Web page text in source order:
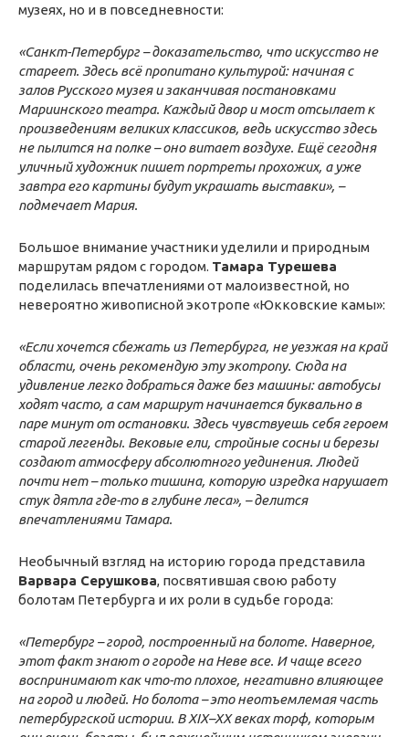
музеях, но и в повседневности:
«Санкт-Петербург – доказательство, что искусство не
стареет. Здесь всё пропитано культурой: начиная с
залов Русского музея и заканчивая постановками
Мариинского театра. Каждый двор и мост отсылает к
произведениям великих классиков, ведь искусство здесь
не пылится на полке – оно витает воздухе. Ещё сегодня
уличный художник пишет портреты прохожих, а уже
завтра его картины будут украшать выставки», –
подмечает Мария.
Большое внимание участники уделили и природным
маршрутам рядом с городом. Тамара Турешева
поделилась впечатлениями от малоизвестной, но
невероятно живописной экотропе «Юкковские камы»:
«Если хочется сбежать из Петербурга, не уезжая на край
области, очень рекомендую эту экотропу. Сюда на
удивление легко добраться даже без машины: автобусы
ходят часто, а сам маршрут начинается буквально в
паре минут от остановки. Здесь чувствуешь себя героем
старой легенды. Вековые ели, стройные сосны и березы
создают атмосферу абсолютного уединения. Людей
почти нет – только тишина, которую изредка нарушает
стук дятла где-то в глубине леса», – делится
впечатлениями Тамара.
Необычный взгляд на историю города представила
Варвара Серушкова, посвятившая свою работу
болотам Петербурга и их роли в судьбе города:
«Петербург – город, построенный на болоте. Наверное,
этот факт знают о городе на Неве все. И чаще всего
воспринимают как что-то плохое, негативно влияющее
на город и людей. Но болота – это неотъемлемая часть
петербургской истории. В XIX–XX веках торф, которым